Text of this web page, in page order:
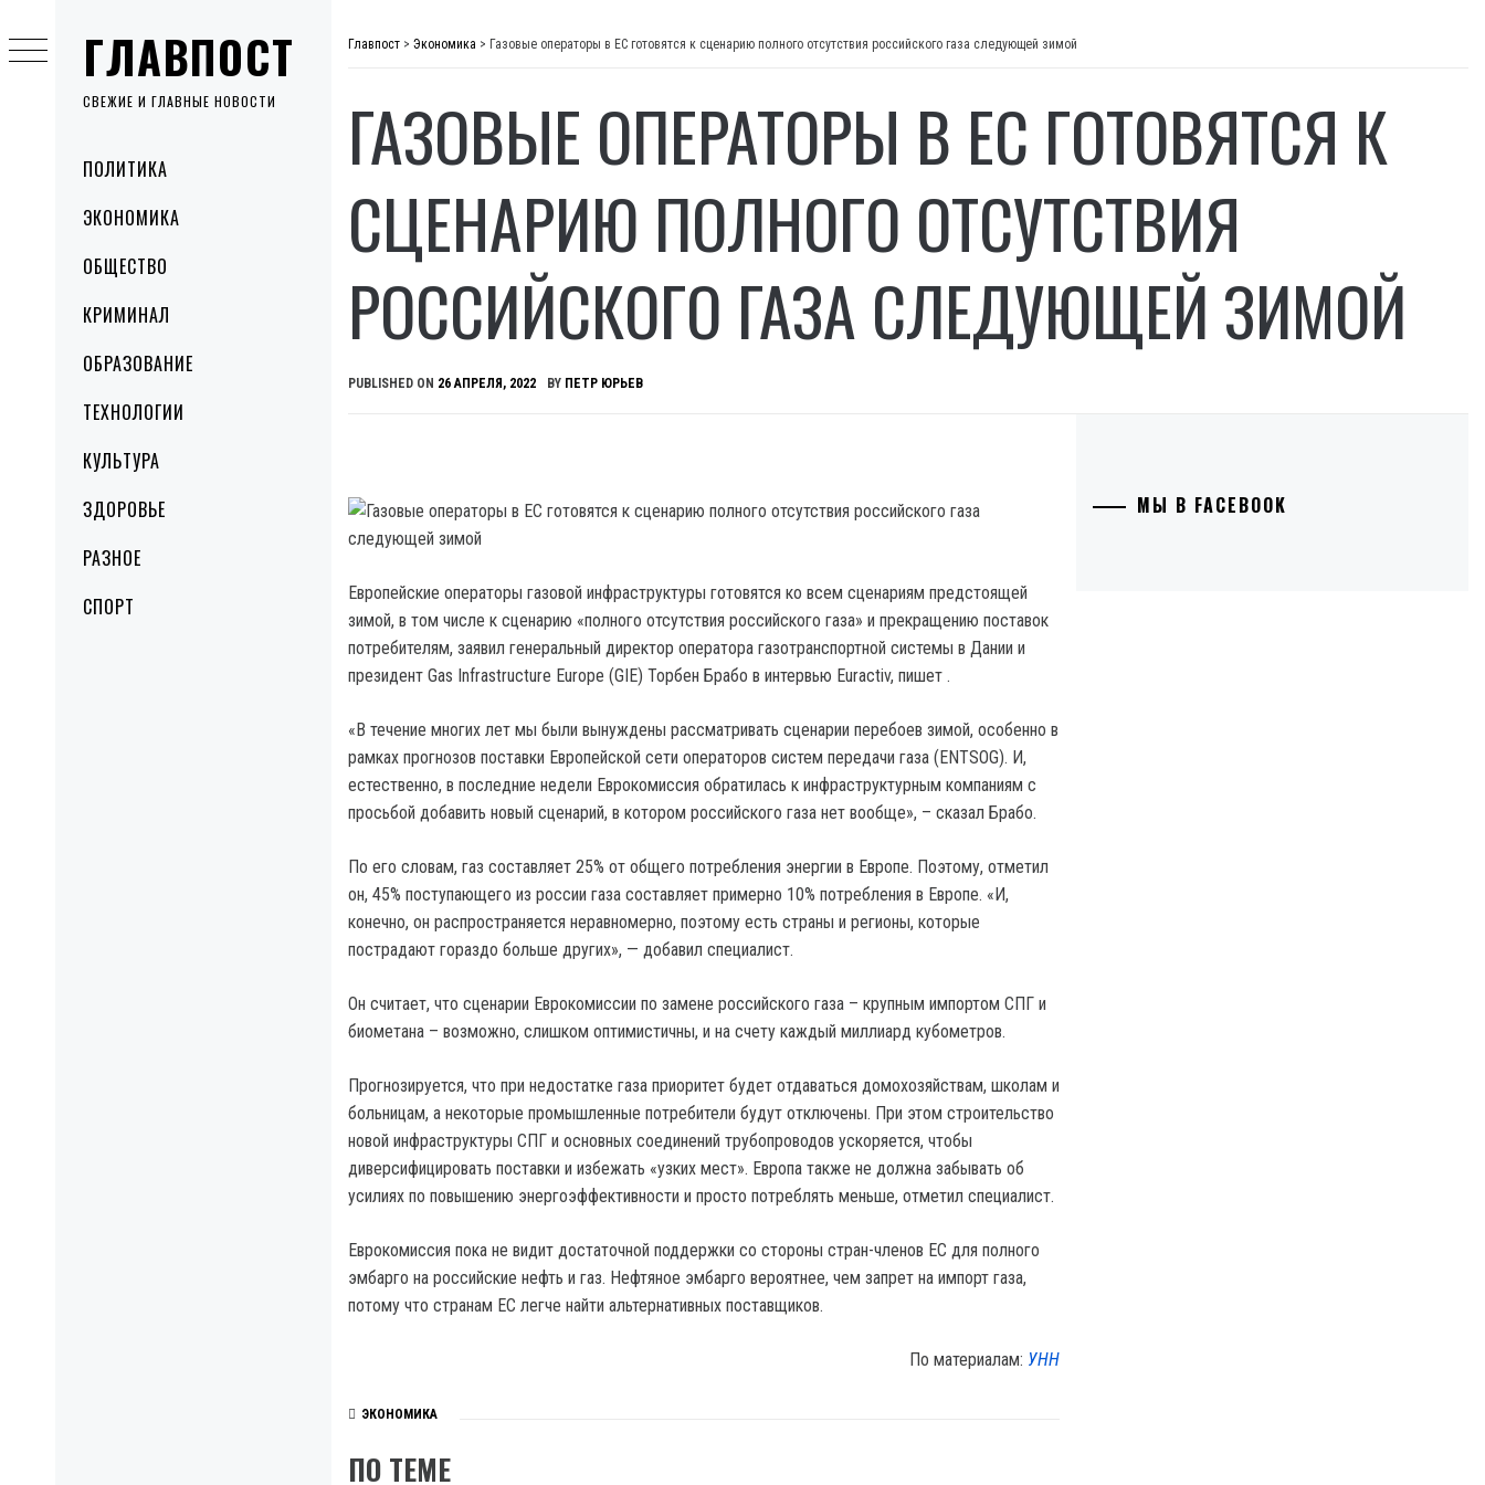
ГЛАВПОСТ
СВЕЖИЕ И ГЛАВНЫЕ НОВОСТИ
MenuПОЛИТИКА
ЭКОНОМИКА
ОБЩЕСТВО
КРИМИНАЛ
ОБРАЗОВАНИЕ
ТЕХНОЛОГИИ
КУЛЬТУРА
ЗДОРОВЬЕ
РАЗНОЕ
СПОРТ
to
content
Главпост > Экономика > Газовые операторы в ЕС готовятся к сценарию полного отсутствия российского газа следующей зимой
ГАЗОВЫЕ ОПЕРАТОРЫ В ЕС ГОТОВЯТСЯ К
СЦЕНАРИЮ ПОЛНОГО ОТСУТСТВИЯ
РОССИЙСКОГО ГАЗА СЛЕДУЮЩЕЙ ЗИМОЙ
PUBLISHED ON 26 АПРЕЛЯ, 2022 BY ПЕТР ЮРЬЕВ
Европейские операторы газовой инфраструктуры готовятся ко всем сценариям предстоящей
зимой, в том числе к сценарию «полного отсутствия российского газа» и прекращению поставок
потребителям, заявил генеральный директор оператора газотранспортной системы в Дании и
президент Gas Infrastructure Europe (GIE) Торбен Брабо в интервью Euractiv, пишет .
«В течение многих лет мы были вынуждены рассматривать сценарии перебоев зимой, особенно в
рамках прогнозов поставки Европейской сети операторов систем передачи газа (ENTSOG). И,
естественно, в последние недели Еврокомиссия обратилась к инфраструктурным компаниям с
просьбой добавить новый сценарий, в котором российского газа нет вообще», – сказал Брабо.
По его словам, газ составляет 25% от общего потребления энергии в Европе. Поэтому, отметил
он, 45% поступающего из россии газа составляет примерно 10% потребления в Европе. «И,
конечно, он распространяется неравномерно, поэтому есть страны и регионы, которые
пострадают гораздо больше других», — добавил специалист.
Он считает, что сценарии Еврокомиссии по замене российского газа – крупным импортом СПГ и
биометана – возможно, слишком оптимистичны, и на счету каждый миллиард кубометров.
Прогнозируется, что при недостатке газа приоритет будет отдаваться домохозяйствам, школам и
больницам, а некоторые промышленные потребители будут отключены. При этом строительство
новой инфраструктуры СПГ и основных соединений трубопроводов ускоряется, чтобы
диверсифицировать поставки и избежать «узких мест». Европа также не должна забывать об
усилиях по повышению энергоэффективности и просто потреблять меньше, отметил специалист.
Еврокомиссия пока не видит достаточной поддержки со стороны стран-членов ЕС для полного
эмбарго на российские нефть и газ. Нефтяное эмбарго вероятнее, чем запрет на импорт газа,
потому что странам ЕС легче найти альтернативных поставщиков.
По материалам: УНН
ЭКОНОМИКА
ПО ТЕМЕ
МЫ В FACEBOOK